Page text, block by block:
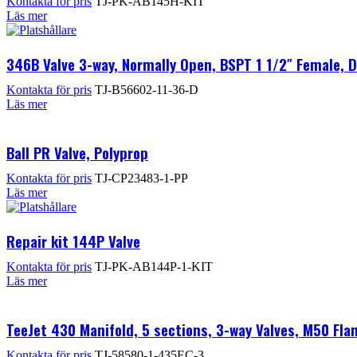
Läs mer
346B Valve 3-way, Normally Open, BSPT 1 1/2″ Female,
Kontakta för pris TJ-B56602-11-36-D
Läs mer
Ball PR Valve, Polyprop
Kontakta för pris TJ-CP23483-1-PP
Läs mer
Repair kit 144P Valve
Kontakta för pris TJ-PK-AB144P-1-KIT
Läs mer
TeeJet 430 Manifold, 5 sections, 3-way Valves, M50